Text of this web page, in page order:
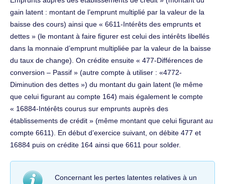
gain latent : montant de l’emprunt multiplié par la valeur de la
baisse des cours) ainsi que « 6611-Intérêts des emprunts et
dettes » (le montant à faire figurer est celui des intérêts libellés
dans la monnaie d’emprunt multipliée par la valeur de la baisse
du taux de change). On crédite ensuite « 477-Différences de
conversion – Passif » (autre compte à utiliser : «4772-
Diminution des dettes ») du montant du gain latent (le même
que celui figurant au compte 164) mais également le compte
« 16884-Intérêts courus sur emprunts auprès des
établissements de crédit » (même montant que celui figurant au
compte 6611). En début d’exercice suivant, on débite 477 et
16884 puis on crédite 164 ainsi que 6611 pour solder.
Concernant les pertes latentes relatives à un